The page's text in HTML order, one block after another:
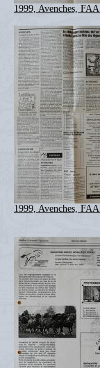
1999, Avenches,
1999, Avenches,